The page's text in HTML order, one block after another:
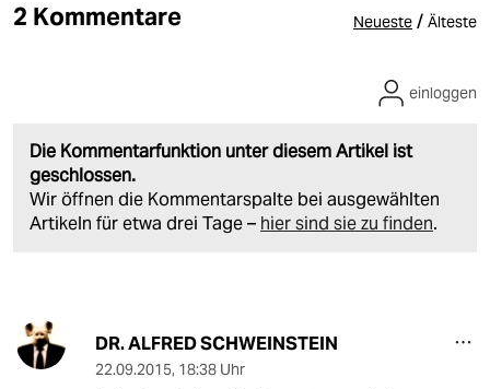
2 Kommentare Neueste / Älteste
Die Kommentarfunktion unter diesem Artikel ist
geschlossen.
Wir öffnen die Kommentarspalte bei ausgewählten
Artikeln für etwa drei Tage – hier sind sie zu finden.
einloggen
DR. ALFRED SCHWEINSTEIN
22.09.2015, 18:38 Uhr